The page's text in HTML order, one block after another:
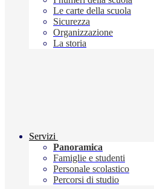
Le carte della scuola
Sicurezza
Organizzazione
La storia
Servizi
Panoramica
Famiglie e studenti
Personale scolastico
Percorsi di studio